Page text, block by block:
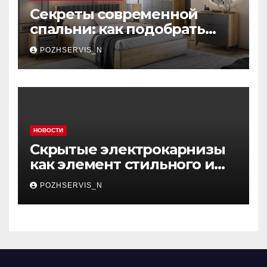
Секреты современной
спальни: как подобрать
мебель, которая меняет
пространство
POZHSERVIS_N
НОВОСТИ
Скрытые электрокарнизы
как элемент стильного и
функционального
интерьера
POZHSERVIS_N